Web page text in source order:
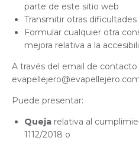
parte de este sitio web
Transmitir otras
Formular cualquier otra
mejora relativa a la
A través del email de contacto
Puede presentar:
Queja relativa al
1112/2018 o